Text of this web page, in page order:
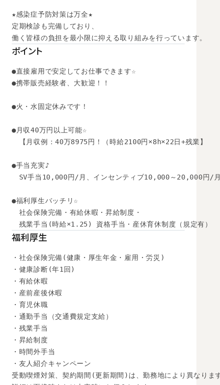
★感染症予防対策は万全★
定期検診も完備しており、
ポイント
●直接雇用で安定してお仕事できます☆
●携帯販売経験者、大歓迎！！
●火・水固定休みです！
●月収40万円以上可能☆
【月収例：40万8975円！（時給2100円×8h×22日+残業】
●手当充実♪
SV手当10,000円/月、インセンティブ10,000～20,000円/
●福利厚生バッチリ☆
社会保険完備・有給休暇・昇給制度・
残業手当(時給×1.25) 資格手当・産休育休制度（規定有）
福利厚生
・社会保険完備(健康・厚生年金・雇用・労災)
・健康診断(年1回)
・有給休暇
・産前産後休暇
・育児休職
・通勤手当（交通費規定支給）
・残業手当
・昇給制度
・時間外手当
・友人紹介キャンペーン
受動喫煙対策、契約期間(更新期間)は、勤務地により異なりま